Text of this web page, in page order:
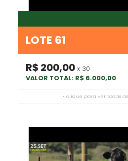
LOTE 61
R$ 200,00 x 30
VALOR TOTAL: R$ 6.000,00
• clique para ver todas